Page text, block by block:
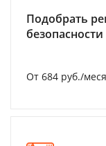
Подобрать
От 684 руб./